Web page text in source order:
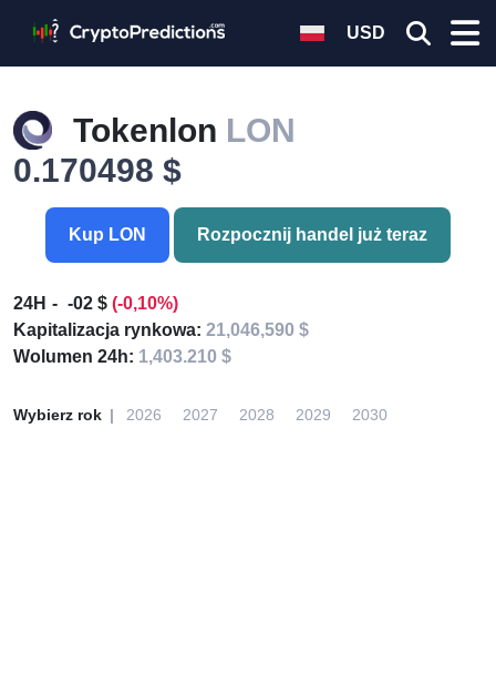
USD
Tokenlon LON
0.170498 $
Kup LON Rozpocznij handel już teraz
24H -02 $ (-0,10%)
Kapitalizacja rynkowa: 21,046,590 $
Wolumen 24h: 1,403.210 $
Wybierz rok 2026 2027 2028 2029 2030